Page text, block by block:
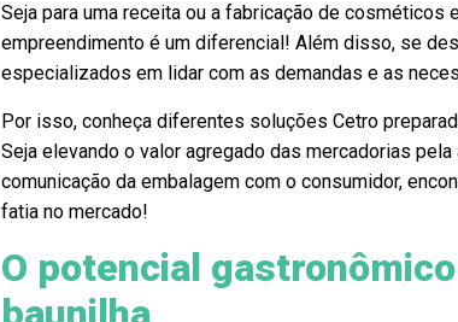
Seja para uma receita ou a fabricação de
empreendimento é um diferencial! Além disso, se
especializados em lidar com as demandas e as
Por isso, conheça diferentes soluções Cetro
Seja elevando o valor agregado das mercadorias
comunicação da embalagem com o consumidor,
fatia no mercado!
O potencial